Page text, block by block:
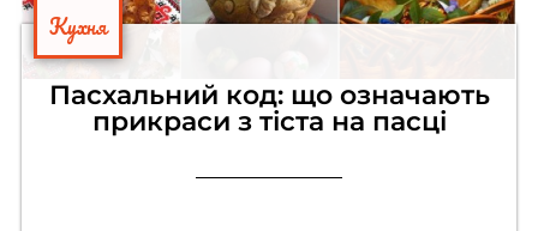
Кухня
Пасхальний код: що означають
прикраси з тіста на пасці